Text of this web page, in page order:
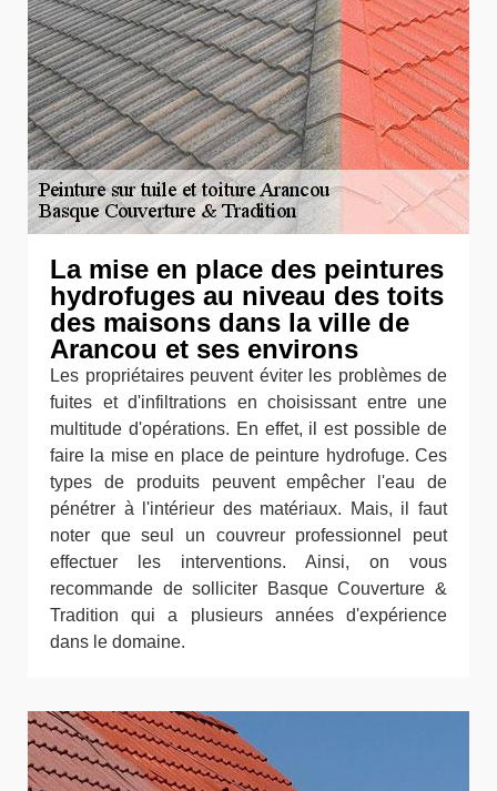
La mise en place des peintures
hydrofuges au niveau des toits
des maisons dans la ville de
Arancou et ses environs
Les propriétaires peuvent éviter les problèmes de
fuites et d'infiltrations en choisissant entre une
multitude d'opérations. En effet, il est possible de
faire la mise en place de peinture hydrofuge. Ces
types de produits peuvent empêcher l'eau de
pénétrer à l'intérieur des matériaux. Mais, il faut
noter que seul un couvreur professionnel peut
effectuer les interventions. Ainsi, on vous
recommande de solliciter Basque Couverture &
Tradition qui a plusieurs années d'expérience
dans le domaine.